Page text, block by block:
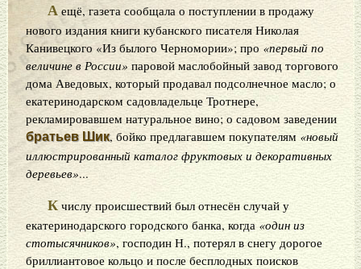
А ещё, газета сообщала о поступлении в продажу
нового издания книги кубанского писателя Николая
Канивецкого «Из былого Черномории»; про «первый по
величине в России» паровой маслобойный завод торгового
дома Аведовых, который продавал подсолнечное масло; о
екатеринодарском садовладельце Тротнере,
рекламировавшем натуральное вино; о садовом заведении
братьев Шик, бойко предлагавшем покупателям «новый
иллюстрированный каталог фруктовых и декоративных
деревьев»...
К числу происшествий был отнесён случай у
екатеринодарского городского банка, когда «один из
стотысячников», господин Н., потерял в снегу дорогое
бриллиантовое кольцо и после бесплодных поисков